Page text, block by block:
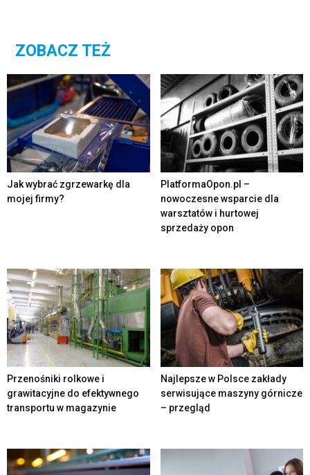
ZOBACZ TEŻ
Jak wybrać zgrzewarkę dla
mojej firmy?
PlatformaOpon.pl –
nowoczesne wsparcie dla
warsztatów i hurtowej
sprzedaży opon
Przenośniki rolkowe i
grawitacyjne do efektywnego
transportu w magazynie
Najlepsze w Polsce zakłady
serwisujące maszyny górnicze
– przegląd